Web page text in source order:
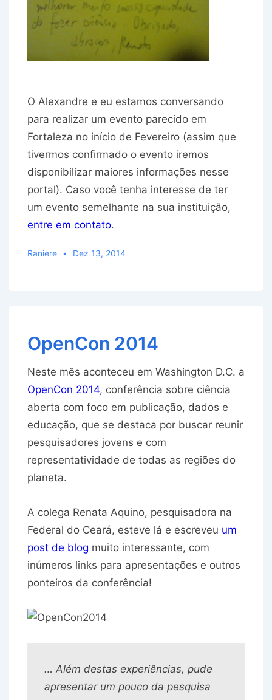
O Alexandre e eu estamos conversando
para realizar um evento parecido em
Fortaleza no início de Fevereiro (assim que
tivermos confirmado o evento iremos
disponibilizar maiores informações nesse
portal). Caso você tenha interesse de ter
um evento semelhante na sua instituição,
entre em contato.
Raniere Dez 13, 2014
OpenCon 2014
Neste mês aconteceu em Washington D.C. a
OpenCon 2014, conferência sobre ciência
aberta com foco em publicação, dados e
educação, que se destaca por buscar reunir
pesquisadores jovens e com
representatividade de todas as regiões do
planeta.
A colega Renata Aquino, pesquisadora na
Federal do Ceará, esteve lá e escreveu um
post de blog muito interessante, com
inúmeros links para apresentações e outros
ponteiros da conferência!
… Além destas experiências, pude
apresentar um pouco da pesquisa